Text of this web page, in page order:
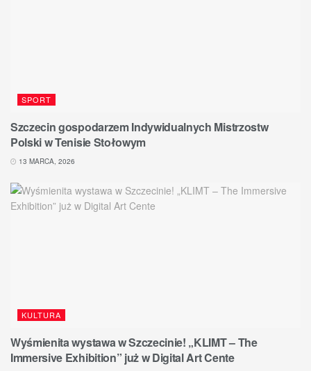
SPORT
Szczecin gospodarzem Indywidualnych Mistrzostw
Polski w Tenisie Stołowym
13 MARCA, 2026
KULTURA
Wyśmienita wystawa w Szczecinie! „KLIMT – The
Immersive Exhibition” już w Digital Art Cente